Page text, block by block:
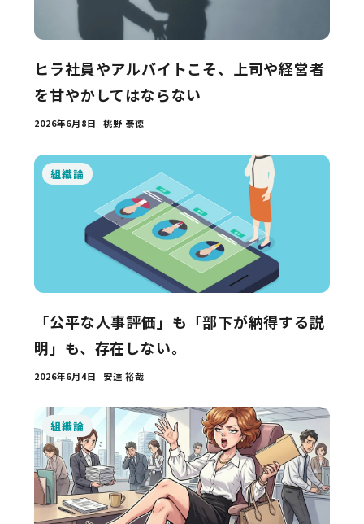
ヒラ社員やアルバイトこそ、上司や経営者
を甘やかしてはならない
桃野 泰徳
2026年6月8日
組織論
「公平な人事評価」も「部下が納得する説
明」も、存在しない。
安達 裕哉
2026年6月4日
組織論